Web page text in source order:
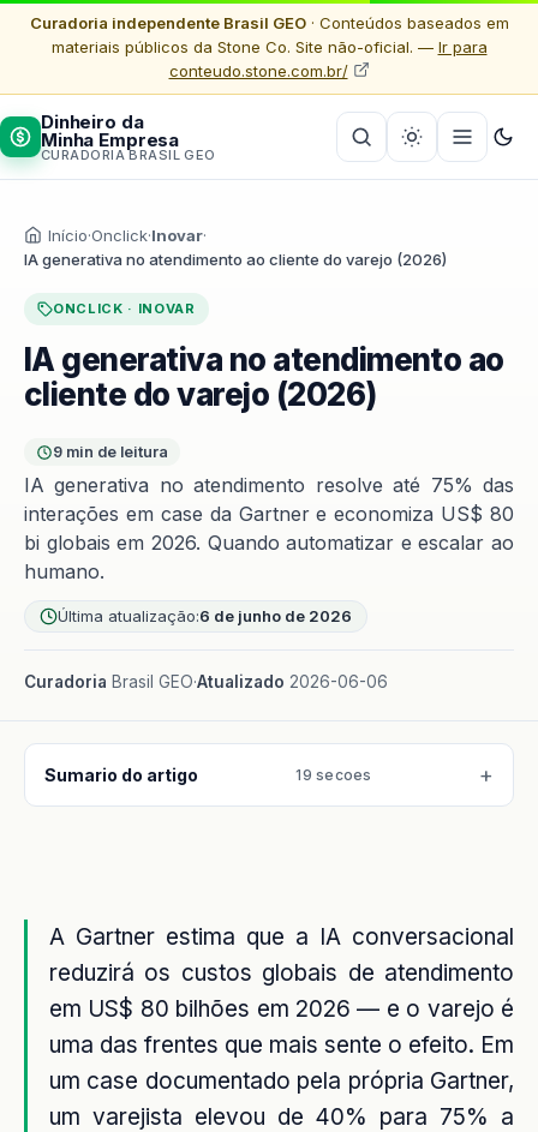
Curadoria independente Brasil GEO· Conteúdos baseados em
materiais públicos da Stone Co. Site não-oficial. — Ir para
conteudo.stone.com.br/
Dinheiro da
Minha Empresa
CURADORIA BRASIL GEO
Início·Onclick·Inovar·
IA generativa no atendimento ao cliente do varejo (2026)
ONCLICK · INOVAR
IA generativa no atendimento ao
cliente do varejo (2026)
9 min de leitura
IA generativa no atendimento resolve até 75% das
interações em case da Gartner e economiza US$ 80
bi globais em 2026. Quando automatizar e escalar ao
humano.
Última atualização:6 de junho de 2026
Curadoria Brasil GEO·Atualizado 2026-06-06
Sumario do artigo 19 secoes
A Gartner estima que a IA conversacional
reduzirá os custos globais de atendimento
em US$ 80 bilhões em 2026 — e o varejo é
uma das frentes que mais sente o efeito. Em
um case documentado pela própria Gartner,
um varejista elevou de 40% para 75% a